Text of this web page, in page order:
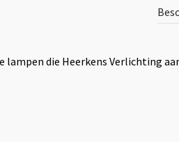
lampen die Heerkens Verlichting